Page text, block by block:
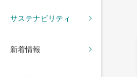
サステナビリティ
新着情報